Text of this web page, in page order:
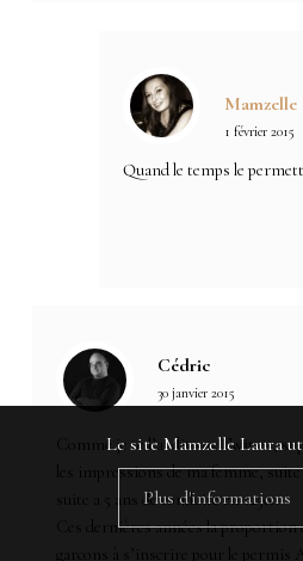
Mamzelle
1 février 2015
Quand le temps le
Cédric
30 janvier 2015
Comme je te l’ai dit sur Twitter,
les impressions de ma femme,
suite a 5 ans de conduite en 125cc.
Ces dernières années la proportion
garçons à s’inscrire pour le permis
Le site Mamzelle Laura
Plus d'informations